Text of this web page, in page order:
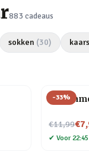
883 cadeaus
sokken (30)
-33%
€11,99
Nu voor
✔ Voor